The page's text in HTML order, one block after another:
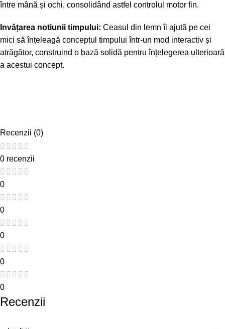
între mână și ochi, consolidând astfel controlul motor fin.
Invățarea notiunii timpului: Ceasul din lemn îi ajută pe cei
mici să înțeleagă conceptul timpului într-un mod interactiv și
atrăgător, construind o bază solidă pentru înțelegerea ulterioară
a acestui concept.
Recenzii (0)
0 recenzii
0
0
0
0
0
Recenzii